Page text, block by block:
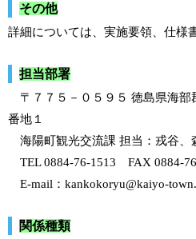
その他
詳細については、実施要領、仕様
担当部署
〒７７５－０５９５ 徳島県海部
番地１
海陽町観光交流課 担当：戎谷、
TEL 0884-76-1513 FAX 0884-
E-mail：kankokoryu@kaiyo-
関係種類